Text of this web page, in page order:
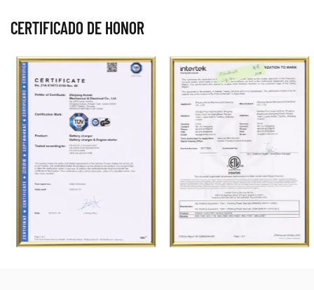
CERTIFICADO DE HONOR